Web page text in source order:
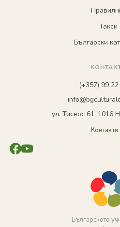
Такси
Български
(+357) 99
ул. Тисеос 61, 1016
Българското